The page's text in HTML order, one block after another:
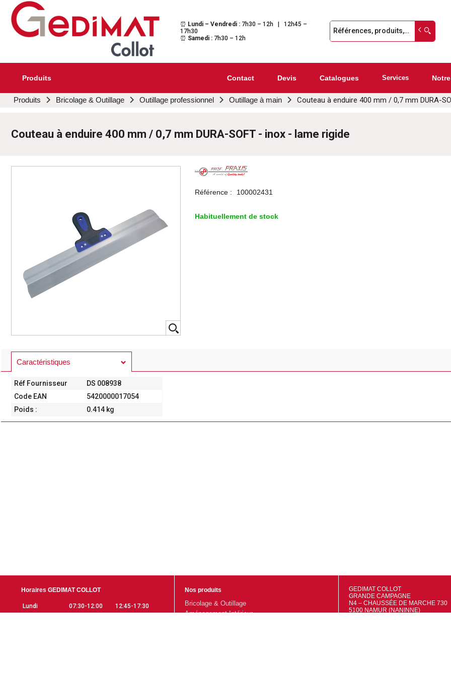
Gedimat Collot
Au cœur de l'ouvrage
⏰ Lundi – Vendredi : 7h30 – 12h | 12h45 –
17h30
⏰ Samedi : 7h30 – 12h
Produits Contact Devis Catalogues Services
Produits Bricolage & Outillage Outillage professionnel Outillage à main Couteau à enduire 400 mm / 0,7 mm DURA-
Couteau à enduire 400 mm / 0,7 mm DURA-SOFT - inox - lame rigide
Référence : 100002431
Habituellement de stock
Caractéristiques
Réf Fournisseur
DS 008938
Code EAN
5420000017054
Poids :
0.414 kg
Horaires GEDIMAT COLLOT
Lundi 07:30-12:00
12:45-17:30
Nos produits
Bricolage & Outillage
Aménagement Intérieur
GEDIMAT COLLOT
GRANDE CAMPAGNE
N4 – CHAUSSÉE DE MARCHE 730
5100 NAMUR (NANINNE)